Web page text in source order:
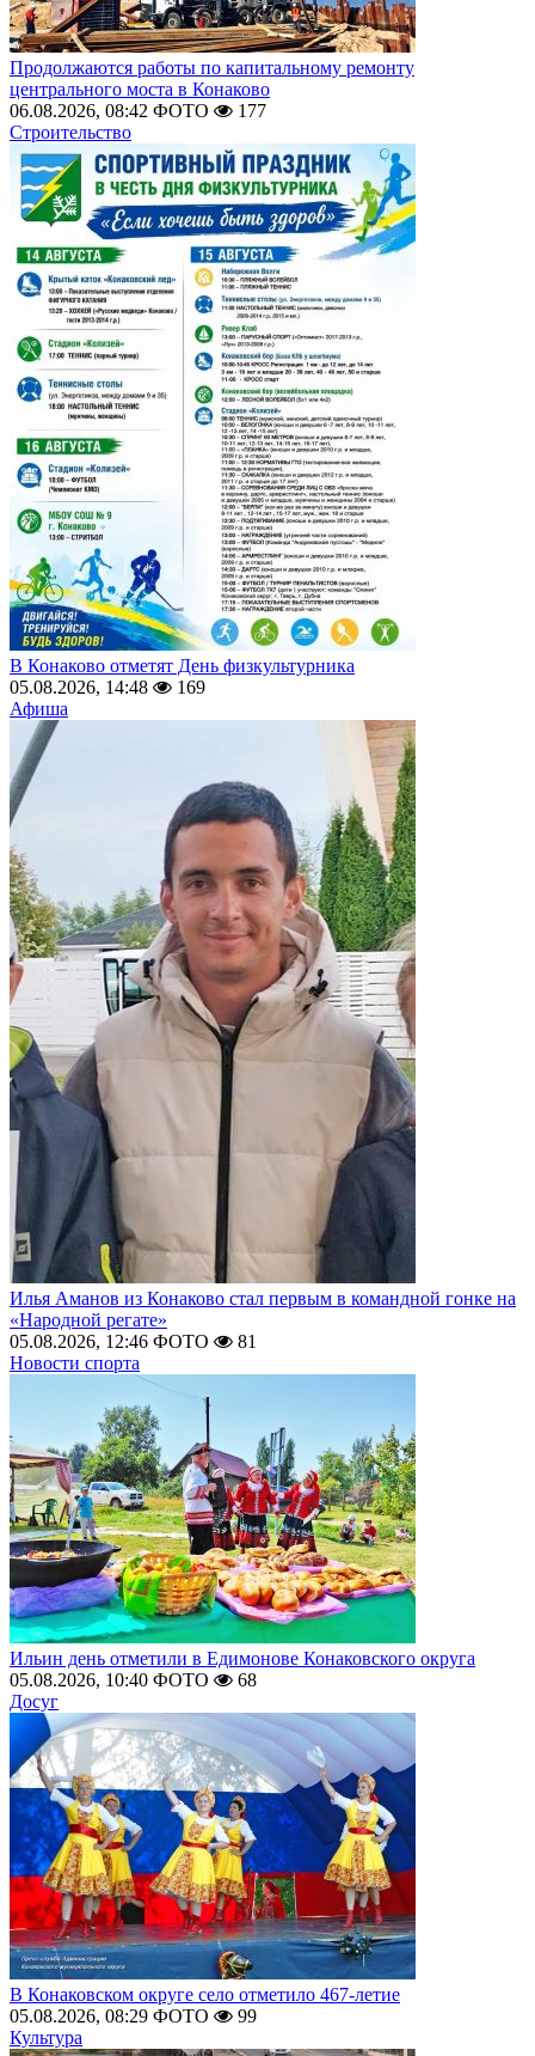
Продолжаются работы по капитальному ремонту
центрального моста в Конаково
06.08.2026, 08:42 ФОТО
177
Строительство
В Конаково отметят День физкультурника
05.08.2026, 14:48
169
Афиша
Илья Аманов из Конаково стал первым в командной гонке на
«Народной регате»
05.08.2026, 12:46 ФОТО
81
Новости спорта
Ильин день отметили в Едимонове Конаковского округа
05.08.2026, 10:40 ФОТО
68
Досуг
В Конаковском округе село отметило 467-летие
05.08.2026, 08:29 ФОТО
99
Культура